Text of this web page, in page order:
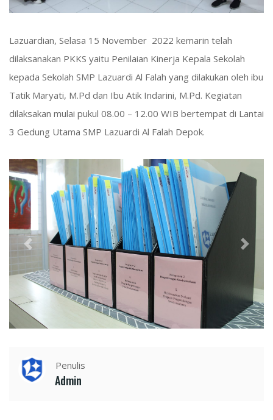
Lazuardian, Selasa 15 November 2022 kemarin telah
dilaksanakan PKKS yaitu Penilaian Kinerja Kepala Sekolah
kepada Sekolah SMP Lazuardi Al Falah yang dilakukan oleh ibu
Tatik Maryati, M.Pd dan Ibu Atik Indarini, M.Pd. Kegiatan
dilaksakan mulai pukul 08.00 – 12.00 WIB bertempat di Lantai
3 Gedung Utama SMP Lazuardi Al Falah Depok.
Penulis
Admin